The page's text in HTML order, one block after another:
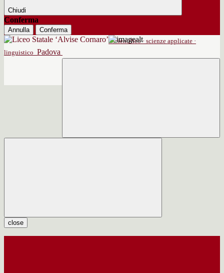
Chiudi
Conferma
Annulla
Conferma
scientifico · scienze applicate ·
linguistico Padova
close